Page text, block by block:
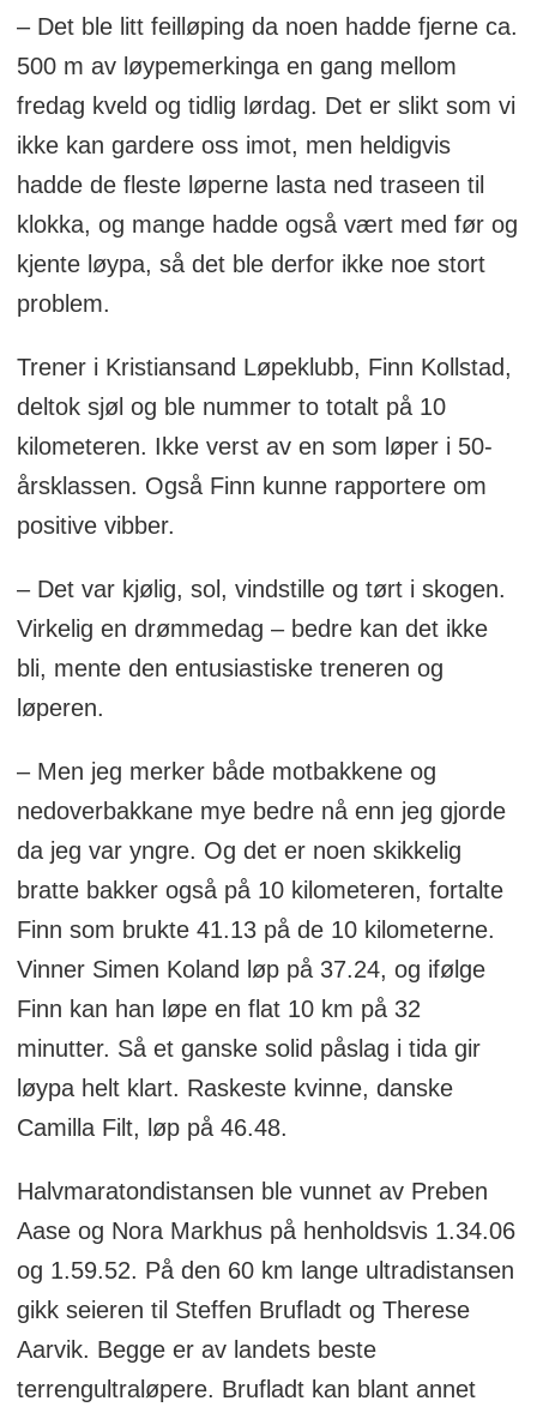
– Det ble litt feilløping da noen hadde fjerne ca.
500 m av løypemerkinga en gang mellom
fredag kveld og tidlig lørdag. Det er slikt som vi
ikke kan gardere oss imot, men heldigvis
hadde de fleste løperne lasta ned traseen til
klokka, og mange hadde også vært med før og
kjente løypa, så det ble derfor ikke noe stort
problem.
Trener i Kristiansand Løpeklubb, Finn Kollstad,
deltok sjøl og ble nummer to totalt på 10
kilometeren. Ikke verst av en som løper i 50-
årsklassen. Også Finn kunne rapportere om
positive vibber.
– Det var kjølig, sol, vindstille og tørt i skogen.
Virkelig en drømmedag – bedre kan det ikke
bli, mente den entusiastiske treneren og
løperen.
– Men jeg merker både motbakkene og
nedoverbakkane mye bedre nå enn jeg gjorde
da jeg var yngre. Og det er noen skikkelig
bratte bakker også på 10 kilometeren, fortalte
Finn som brukte 41.13 på de 10 kilometerne.
Vinner Simen Koland løp på 37.24, og ifølge
Finn kan han løpe en flat 10 km på 32
minutter. Så et ganske solid påslag i tida gir
løypa helt klart. Raskeste kvinne, danske
Camilla Filt, løp på 46.48.
Halvmaratondistansen ble vunnet av Preben
Aase og Nora Markhus på henholdsvis 1.34.06
og 1.59.52. På den 60 km lange ultradistansen
gikk seieren til Steffen Brufladt og Therese
Aarvik. Begge er av landets beste
terrengultraløpere. Brufladt kan blant annet